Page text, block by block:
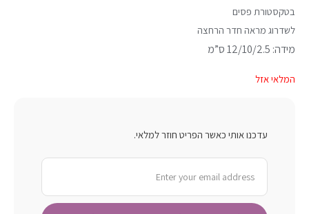
בטקסטורת פסים
לשדרוג מראה חדר הרחצה
מידה: 12/10/2.5 ס”מ
המלאי אזל
עדכנו אותי כאשר הפריט חוזר למלאי.